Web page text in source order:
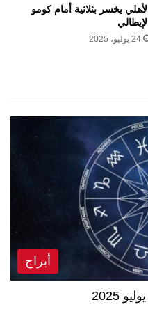
الأهلي يخسر بثلاثية أمام كومو
الإيطالي
24 يوليو، 2025
أبراج